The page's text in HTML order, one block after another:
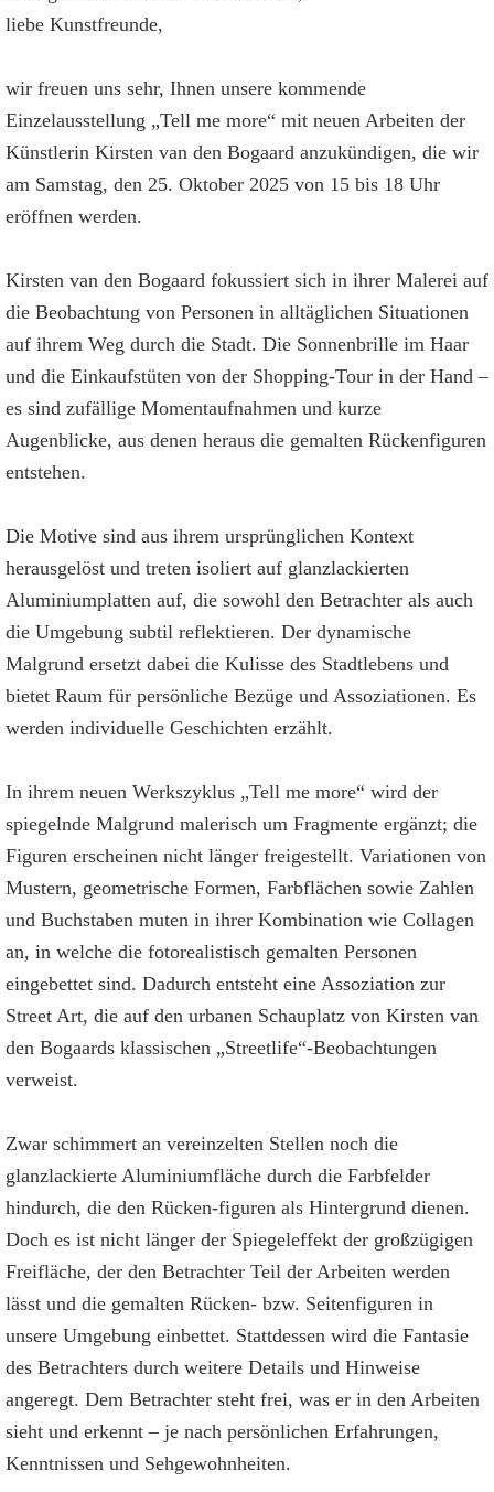
liebe Kunstfreunde,
wir freuen uns sehr, Ihnen unsere kommende
Einzelausstellung „Tell me more“ mit neuen Arbeiten der
Künstlerin Kirsten van den Bogaard anzukündigen, die wir
am Samstag, den 25. Oktober 2025 von 15 bis 18 Uhr
eröffnen werden.
Kirsten van den Bogaard fokussiert sich in ihrer Malerei auf
die Beobachtung von Personen in alltäglichen Situationen
auf ihrem Weg durch die Stadt. Die Sonnenbrille im Haar
und die Einkaufstüten von der Shopping-Tour in der Hand –
es sind zufällige Momentaufnahmen und kurze
Augenblicke, aus denen heraus die gemalten Rückenfiguren
entstehen.
Die Motive sind aus ihrem ursprünglichen Kontext
herausgelöst und treten isoliert auf glanzlackierten
Aluminiumplatten auf, die sowohl den Betrachter als auch
die Umgebung subtil reflektieren. Der dynamische
Malgrund ersetzt dabei die Kulisse des Stadtlebens und
bietet Raum für persönliche Bezüge und Assoziationen. Es
werden individuelle Geschichten erzählt.
In ihrem neuen Werkszyklus „Tell me more“ wird der
spiegelnde Malgrund malerisch um Fragmente ergänzt; die
Figuren erscheinen nicht länger freigestellt. Variationen von
Mustern, geometrische Formen, Farbflächen sowie Zahlen
und Buchstaben muten in ihrer Kombination wie Collagen
an, in welche die fotorealistisch gemalten Personen
eingebettet sind. Dadurch entsteht eine Assoziation zur
Street Art, die auf den urbanen Schauplatz von Kirsten van
den Bogaards klassischen „Streetlife“-Beobachtungen
verweist.
Zwar schimmert an vereinzelten Stellen noch die
glanzlackierte Aluminiumfläche durch die Farbfelder
hindurch, die den Rücken-figuren als Hintergrund dienen.
Doch es ist nicht länger der Spiegeleffekt der großzügigen
Freifläche, der den Betrachter Teil der Arbeiten werden
lässt und die gemalten Rücken- bzw. Seitenfiguren in
unsere Umgebung einbettet. Stattdessen wird die Fantasie
des Betrachters durch weitere Details und Hinweise
angeregt. Dem Betrachter steht frei, was er in den Arbeiten
sieht und erkennt – je nach persönlichen Erfahrungen,
Kenntnissen und Sehgewohnheiten.